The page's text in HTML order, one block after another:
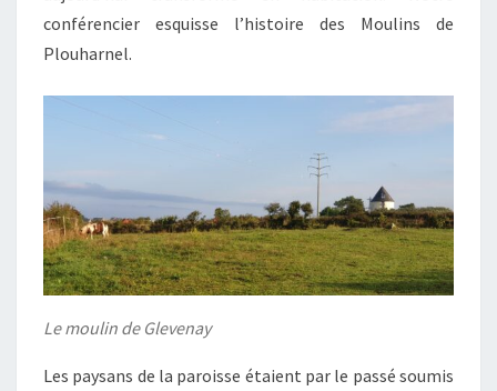
conférencier esquisse l’histoire des Moulins de
Plouharnel.
Le moulin de Glevenay
Les paysans de la paroisse étaient par le passé soumis